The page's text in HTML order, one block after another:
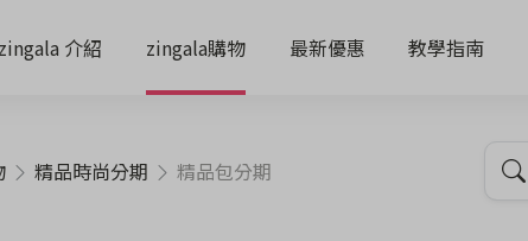
zingala 介紹 zingala購物 最新優惠 教學指南
精品時尚分期 精品包分期